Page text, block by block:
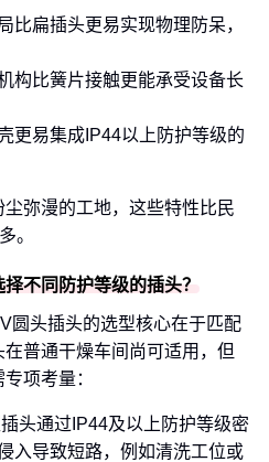
比扁插头更易实现物理防呆，
构比簧片接触更能承受设备长
更易集成IP44以上防护等级的
弥漫的工地，这些特性比民
。
不同防护等级的插头？
圆头插头的选型核心在于匹配
普通干燥车间尚可适用，但
项考量：
头通过IP44及以上防护等级密
入导致短路，例如清洗工位或